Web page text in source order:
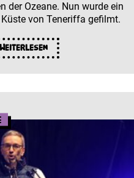
der Ozeane. Nun wurde ein
von Teneriffa gefilmt.
Weiterlesen